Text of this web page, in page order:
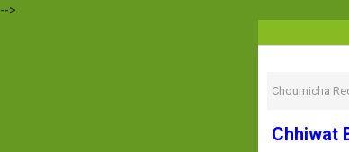
-->
Choumicha
Chhiwat